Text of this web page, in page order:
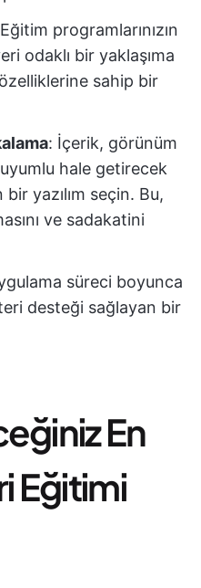
programlarınızın
odaklı bir yaklaşıma
sahip bir
: İçerik, görünüm
hale getirecek
yazılım seçin. Bu,
ve sadakatini
süreci boyunca
desteği sağlayan bir
En
Eğitimi